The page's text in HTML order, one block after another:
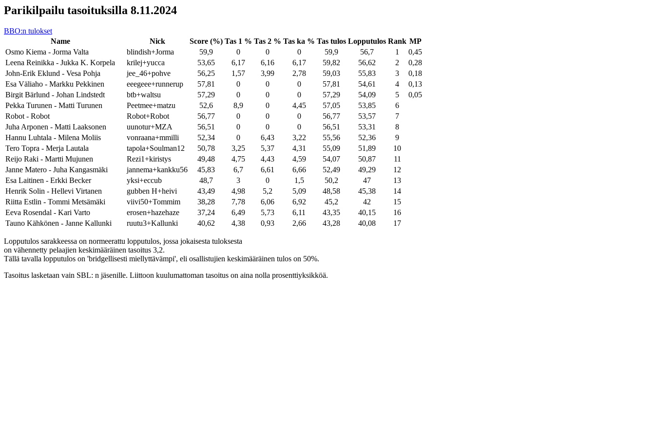
Parikilpailu tasoituksilla 8.11.2024
BBO:n tulokset
Name
Nick Score (%) Tas 1 % Tas 2 % Tas ka % Tas tulos Lopputulos Rank MP
Osmo Kiema - Jorma Valta
blindish+Jorma 59,9 0 0 0 59,9 56,7 1
0,45
Leena Reinikka - Jukka K. Korpela
krilej+yucca 53,65 6,17 6,16 6,17 59,82 56,62 2
0,28
John-Erik Eklund - Vesa Pohja
jee_46+pohve 56,25 1,57 3,99 2,78 59,03 55,83 3
0,18
Esa Väliaho - Markku Pekkinen
eeegeee+runnerup 57,81 0 0 0 57,81 54,61 4
0,13
Birgit Bärlund - Johan Lindstedt
btb+waltsu 57,29 0 0 0 57,29 54,09 5
0,05
Pekka Turunen - Matti Turunen
Peetmee+matzu 52,6 8,9 0 4,45 57,05 53,85
6
Robot - Robot
Robot+Robot 56,77 0 0 0 56,77 53,57
7
Juha Arponen - Matti Laaksonen
uunotur+MZA 56,51 0 0 0 56,51 53,31
8
Hannu Luhtala - Milena Moliis
vonraana+mmilli 52,34 0 6,43 3,22 55,56 52,36
9
Tero Topra - Merja Lautala
tapola+Soulman12 50,78 3,25 5,37 4,31 55,09 51,89
10
Reijo Raki - Martti Mujunen
Rezi1+kiristys 49,48 4,75 4,43 4,59 54,07 50,87
11
Janne Matero - Juha Kangasmäki
jannema+kankku56 45,83 6,7 6,61 6,66 52,49 49,29
12
Esa Laitinen - Erkki Becker
yksi+eccub 48,7 3 0 1,5 50,2 47
13
Henrik Solin - Hellevi Virtanen
gubben H+heivi 43,49 4,98 5,2 5,09 48,58 45,38
14
Riitta Estlin - Tommi Metsämäki
viivi50+Tommim 38,28 7,78 6,06 6,92 45,2 42
15
Eeva Rosendal - Kari Varto
erosen+hazehaze 37,24 6,49 5,73 6,11 43,35 40,15
16
Tauno Kähkönen - Janne Kallunki
ruutu3+Kallunki 40,62 4,38 0,93 2,66 43,28 40,08 17
Lopputulos sarakkeessa on normeerattu lopputulos, jossa jokaisesta tuloksesta
on vähennetty pelaajien keskimääräinen tasoitus 3,2.
Tällä tavalla lopputulos on 'bridgellisesti miellyttävämpi', eli osallistujien keskimääräinen tulos on 50%.
Tasoitus lasketaan vain SBL: n jäsenille. Liittoon kuulumattoman tasoitus on aina nolla prosenttiyksikköä.